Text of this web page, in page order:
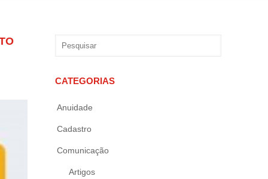
CATEGORIAS
Anuidade
Cadastro
Comunicação
Artigos